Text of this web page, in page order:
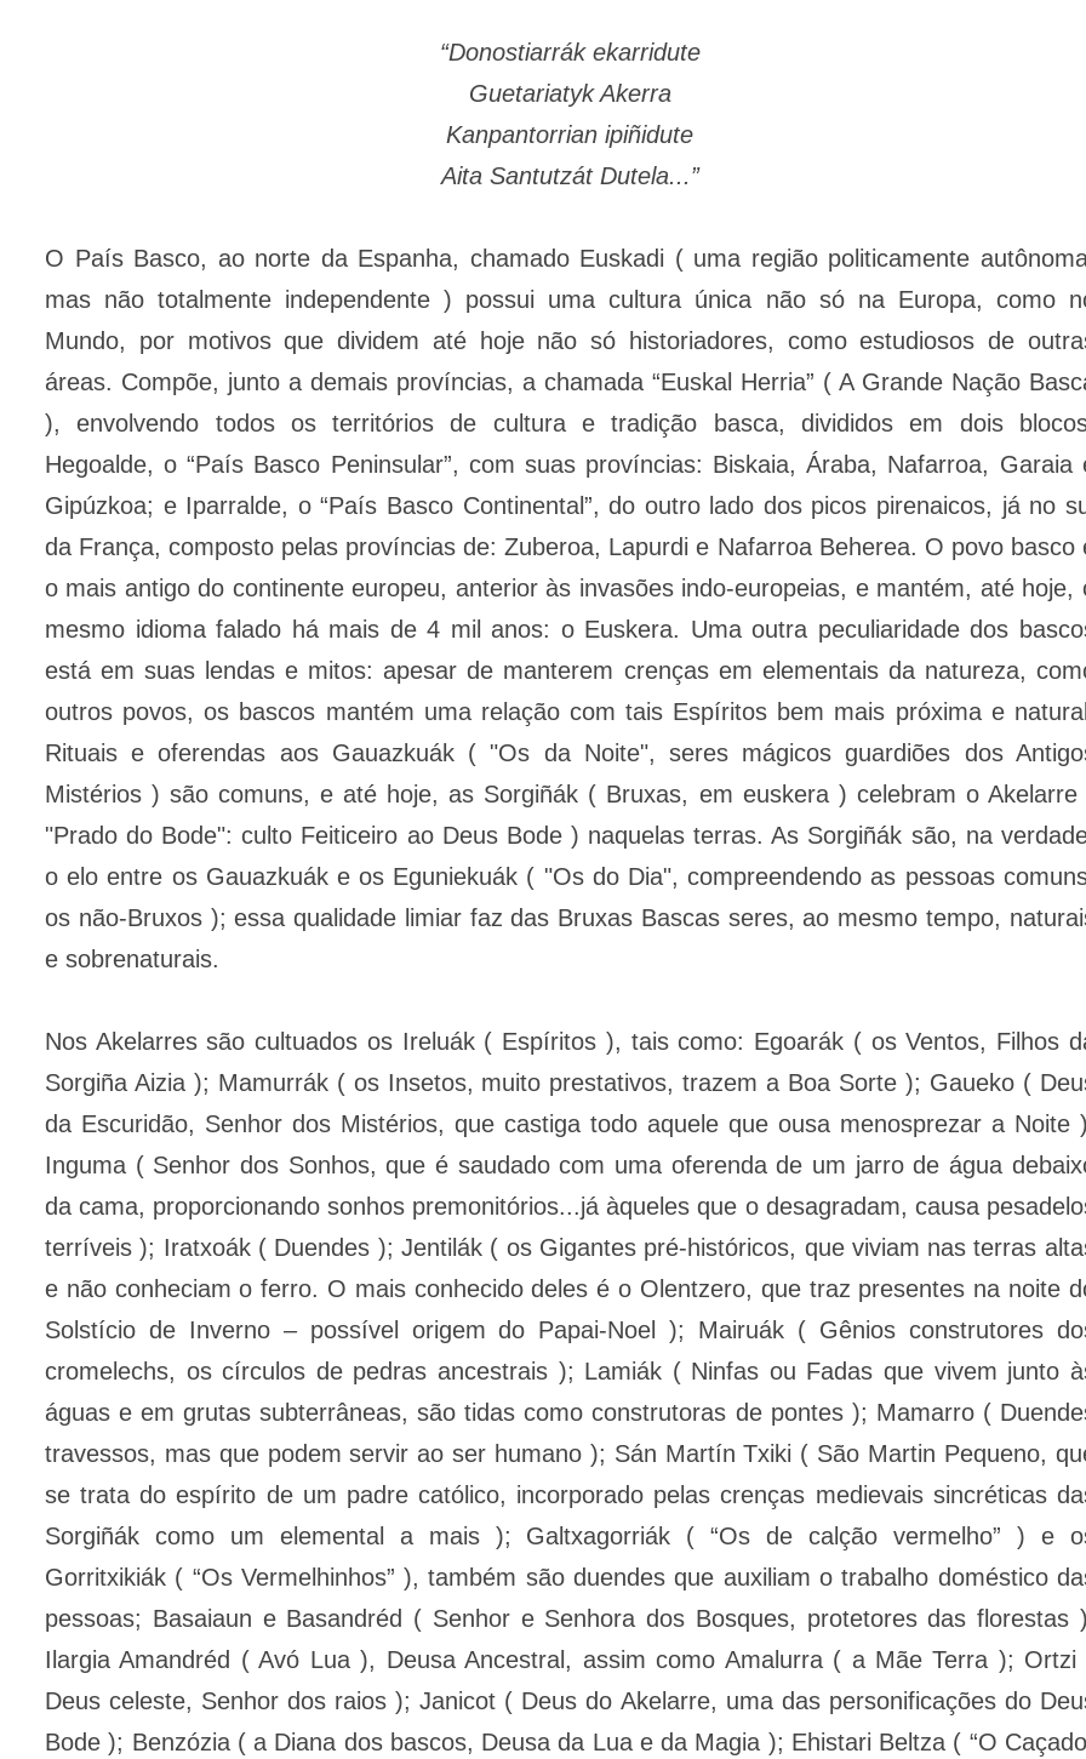
“Donostiarrák ekarridute
Guetariatyk Akerra
Kanpantorrian ipiñidute
Aita Santutzát Dutela...”
O País Basco, ao norte da Espanha, chamado Euskadi ( uma região politicamente
mas não totalmente independente ) possui uma cultura única não só na Europa, como
Mundo, por motivos que dividem até hoje não só historiadores, como estudiosos de
áreas. Compõe, junto a demais províncias, a chamada “Euskal Herria” ( A Grande Nação
), envolvendo todos os territórios de cultura e tradição basca, divididos em dois
Hegoalde, o “País Basco Peninsular”, com suas províncias: Biskaia, Áraba, Nafarroa, Garaia
Gipúzkoa; e Iparralde, o “País Basco Continental”, do outro lado dos picos pirenaicos, já no
da França, composto pelas províncias de: Zuberoa, Lapurdi e Nafarroa Beherea. O povo basco
o mais antigo do continente europeu, anterior às invasões indo-europeias, e mantém, até hoje,
mesmo idioma falado há mais de 4 mil anos: o Euskera. Uma outra peculiaridade dos
está em suas lendas e mitos: apesar de manterem crenças em elementais da natureza,
outros povos, os bascos mantém uma relação com tais Espíritos bem mais próxima e
Rituais e oferendas aos Gauazkuák ( "Os da Noite", seres mágicos guardiões dos
Mistérios ) são comuns, e até hoje, as Sorgiñák ( Bruxas, em euskera ) celebram o Akelarre
"Prado do Bode": culto Feiticeiro ao Deus Bode ) naquelas terras. As Sorgiñák são, na
o elo entre os Gauazkuák e os Eguniekuák ( "Os do Dia", compreendendo as pessoas
os não-Bruxos ); essa qualidade limiar faz das Bruxas Bascas seres, ao mesmo tempo,
e sobrenaturais.
Nos Akelarres são cultuados os Ireluák ( Espíritos ), tais como: Egoarák ( os Ventos, Filhos
Sorgiña Aizia ); Mamurrák ( os Insetos, muito prestativos, trazem a Boa Sorte ); Gaueko (
da Escuridão, Senhor dos Mistérios, que castiga todo aquele que ousa menosprezar a Noite
Inguma ( Senhor dos Sonhos, que é saudado com uma oferenda de um jarro de água
da cama, proporcionando sonhos premonitórios...já àqueles que o desagradam, causa
terríveis ); Iratxoák ( Duendes ); Jentilák ( os Gigantes pré-históricos, que viviam nas terras
e não conheciam o ferro. O mais conhecido deles é o Olentzero, que traz presentes na noite
Solstício de Inverno – possível origem do Papai-Noel ); Mairuák ( Gênios construtores
cromelechs, os círculos de pedras ancestrais ); Lamiák ( Ninfas ou Fadas que vivem junto
águas e em grutas subterrâneas, são tidas como construtoras de pontes ); Mamarro (
travessos, mas que podem servir ao ser humano ); Sán Martín Txiki ( São Martin Pequeno,
se trata do espírito de um padre católico, incorporado pelas crenças medievais sincréticas
Sorgiñák como um elemental a mais ); Galtxagorriák ( “Os de calção vermelho” ) e
Gorritxikiák ( “Os Vermelhinhos” ), também são duendes que auxiliam o trabalho doméstico
pessoas; Basaiaun e Basandréd ( Senhor e Senhora dos Bosques, protetores das florestas
Ilargia Amandréd ( Avó Lua ), Deusa Ancestral, assim como Amalurra ( a Mãe Terra ); Ortzi
Deus celeste, Senhor dos raios ); Janicot ( Deus do Akelarre, uma das personificações do
Bode ); Benzózia ( a Diana dos bascos, Deusa da Lua e da Magia ); Ehistari Beltza ( “O